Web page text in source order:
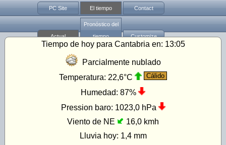
PC Site El tiempo Contact
Actual
Pronóstico del
tiempo
Customize
Tiempo de hoy para Cantabria en: 13:05
Parcialmente nublado
Temperatura: 22,6°C Cálido
Humedad: 87%
Pression baro: 1023,0 hPa
Viento de NE
16,0 kmh
Lluvia hoy: 1,4 mm